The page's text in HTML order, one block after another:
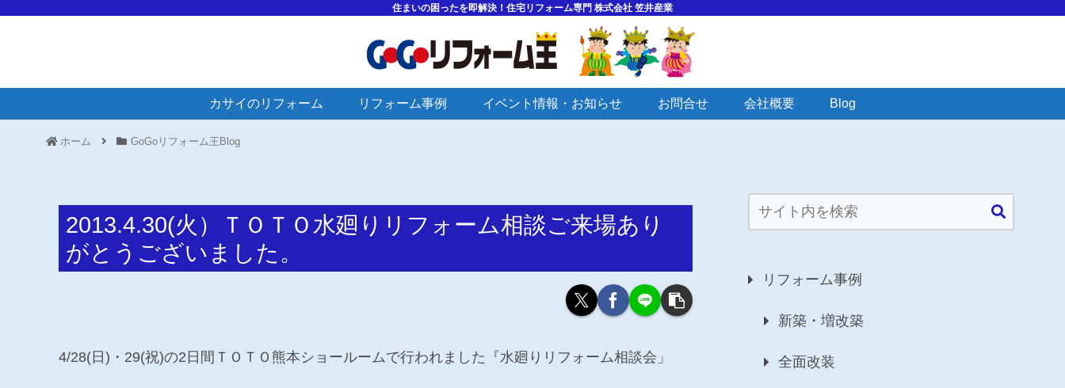
住まいの困ったを即解決！住宅リフォーム専門 株式会社 笠井産業
カサイのリフォーム リフォーム事例 イベント情報・お知らせ お問合せ 会社概要 Blog
ホーム GoGoリフォーム王Blog
2013.4.30(火）ＴＯＴＯ水廻りリフォーム相談ご来場あり
がとうございました。
4/28(日)・29(祝)の2日間ＴＯＴＯ熊本ショールームで行われました『水廻りリフォーム相談会」
リフォーム事例
新築・増改築
全面改装